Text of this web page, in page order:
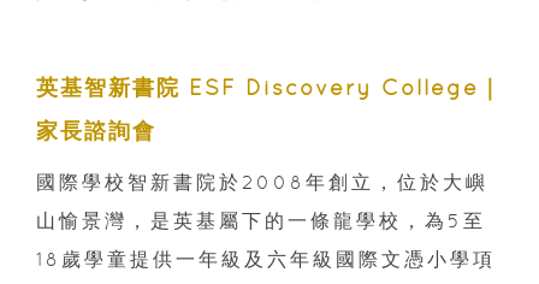
英基智新書院 ESF Discovery College｜
家長諮詢會
國際學校智新書院於2008年創立，位於大嶼
山愉景灣，是英基屬下的一條龍學校，為5至
18歲學童提供一年級及六年級國際文憑小學項